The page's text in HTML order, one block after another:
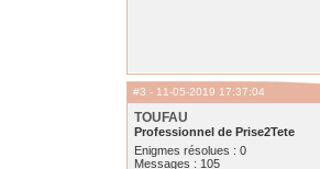
#3 - 11-05-2019 17:37:04
TOUFAU
Professionnel de Prise2Tete
Enigmes résolues : 0
Messages : 105